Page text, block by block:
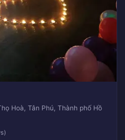
Hoà, Tân Phú, Thành phố Hồ